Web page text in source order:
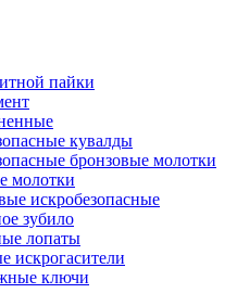
пайки
кувалды
бронзовые молотки
молотки
искробезопасные
зубило
лопаты
искрогасители
ключи